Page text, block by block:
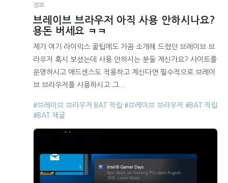
정보
브레이브 브라우저 아직 사용 안하시나요?
용돈 버세요 ㅋㅋ
제가 여기 라이믹스 꿀팁에도 가끔 소개해 드렸던 브레이브 브
라우저 혹시 보셨는데 사용 안하시는 분들 계신가요? 사이트를
운영하시고 애드센스도 적용하고 계신다면 필수적으로 브레이
브 브라우저를 사용하시고 그...
#브레이브 브라우저 BAT 적립 #브레이브 브라우저 #BAT 적립
#BAT 채굴